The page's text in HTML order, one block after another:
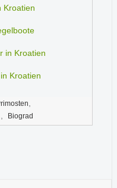
Kroatien
Biograd